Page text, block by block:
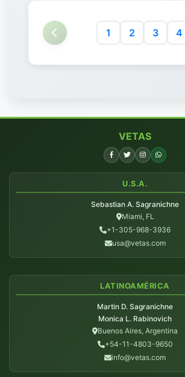
1 2 3 4
VETAS
U.S.A.
Sebastian A. Sagranichne
Miami, FL
+1-305-968-3936
usa@vetas.com
LATINOAMÉRICA
Martin D. Sagranichne
Monica L. Rabinovich
Buenos Aires, Argentina
+54-11-4803-9650
info@vetas.com